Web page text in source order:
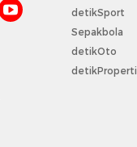
detikSport
Sepakbola
detikOto
detikProperti